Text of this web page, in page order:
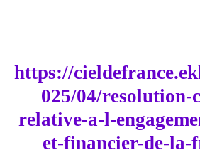
https://
025/04/resolution-
relative-a-l-
et-financier-de-la-